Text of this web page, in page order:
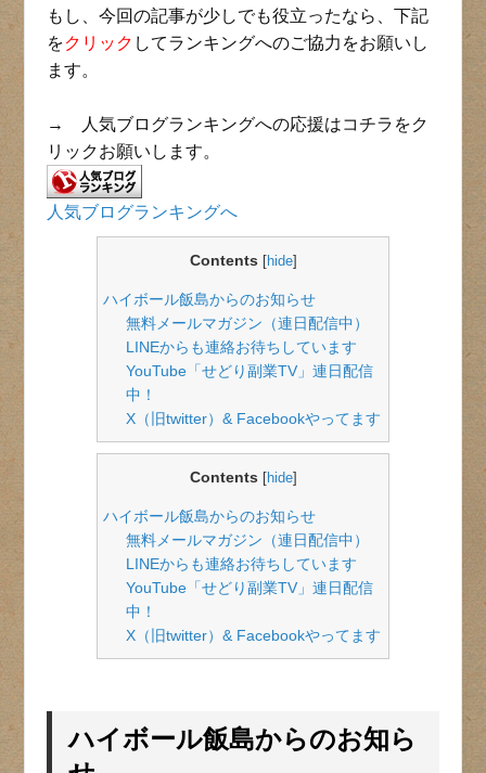
もし、今回の記事が少しでも役立ったなら、下記
をクリック してランキングへのご協力をお願いし
ます。
→ 人気ブログランキングへの応援はコチラをク
リックお願いします。
人気ブログランキングへ
Contents hide]
ハイボール飯島からのお知らせ
無料メールマガジン（連日配信中）
LINEからも連絡お待ちしています
YouTube「せどり副業TV」連日配信
中！
X（旧twitter）& Facebookやってます
Contents hide]
ハイボール飯島からのお知らせ
無料メールマガジン（連日配信中）
LINEからも連絡お待ちしています
YouTube「せどり副業TV」連日配信
中！
X（旧twitter）& Facebookやってます
ハイボール飯島からのお知ら